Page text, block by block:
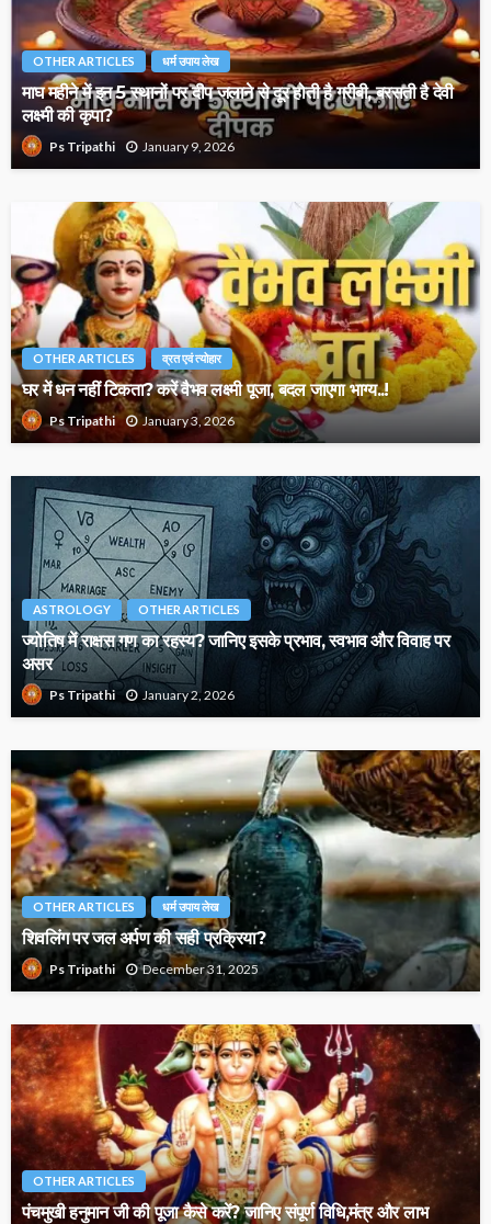
OTHER ARTICLES धर्म उपाय लेख
माघ महीने में इन 5 स्थानों पर दीप जलाने से दूर होती है गरीबी, बरसती है देवी
लक्ष्मी की कृपा?
Ps Tripathi January 9, 2026
OTHER ARTICLES व्रत एवं त्योहार
घर में धन नहीं टिकता? करें वैभव लक्ष्मी पूजा, बदल जाएगा भाग्य..!
Ps Tripathi January 3, 2026
ASTROLOGY OTHER ARTICLES
ज्योतिष में राक्षस गण का रहस्य? जानिए इसके प्रभाव, स्वभाव और विवाह पर
असर
Ps Tripathi January 2, 2026
OTHER ARTICLES धर्म उपाय लेख
शिवलिंग पर जल अर्पण की सही प्रक्रिया?
Ps Tripathi December 31, 2025
OTHER ARTICLES
पंचमुखी हनुमान जी की पूजा कैसे करें? जानिए संपूर्ण विधि,मंत्र और लाभ